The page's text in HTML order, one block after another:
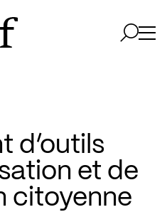
d’outils
et de
citoyenne